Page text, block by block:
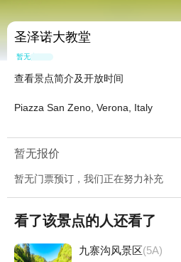
圣泽诺大教堂
暂无点评
查看景点简介及开放时间
Piazza San Zeno, Verona, Italy
暂无报价
暂无门票预订，我们正在努力补充
看了该景点的人还看了
九寨沟风景区(5A)